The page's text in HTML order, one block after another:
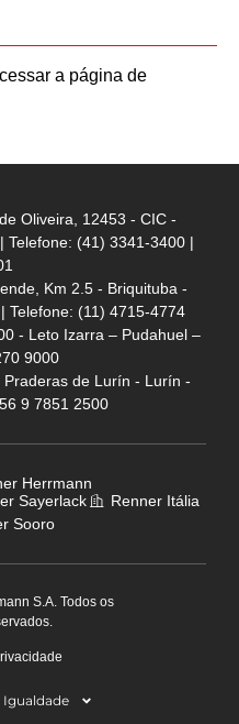
a página de
Oliveira, 12453 - CIC -
Telefone: (41) 3341-3400 |
Km 2.5 - Briquituba -
Telefone: (11) 4715-4774
- Leto Izarra – Pudahuel –
9000
Praderas de Lurín - Lurín -
9 7851 2500
Herrmann
Sayerlack
Renner Itália
Sooro
S.A. Todos os
Igualdade